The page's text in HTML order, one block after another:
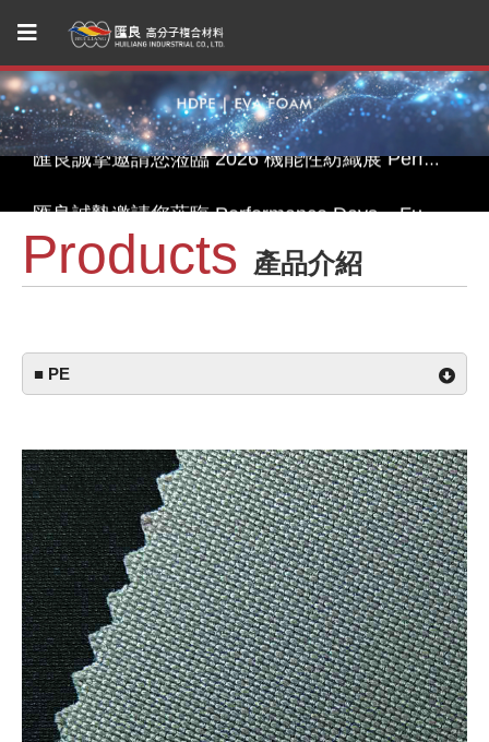
匯良邀您一同參與Performance Days Munich--探索永續機能紡織創新！
匯良誠摯邀請您蒞臨 2026 機能性紡織展 Performance Days，一同開啟永續綠色機能紡織品的新視野
匯良首度參加 2025 Advanced Textiles Expo！
匯良邀您一同參與Performance Days Munich--探索永續機能紡織創新！
Products 產品介紹
■ PE